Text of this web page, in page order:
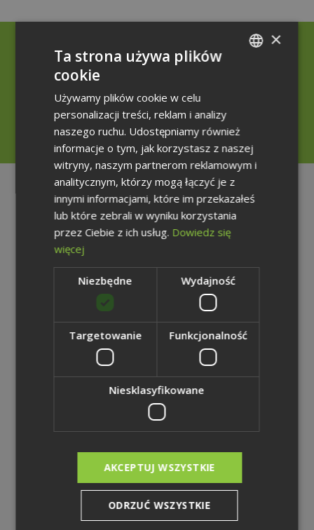
Rzecznik Prasowy
+48 785 001 899
rzecznik@weglokoks.com.pl
Teczka
prasowa
Zdjęcia Grupy Kapitałowej Węglokoks S.A. - Górnictwo
Pobierz plik
Zdjęcia Grupy Kapitałowej Węglokoks S.A. - Energetyka
Zdjęcia Grupy Kapitałowej Węglokoks S.A. - Hutnictwo
Zdjęcia Grupy Kapitałowej Węglokoks S.A. - Logistyka
×
Ta strona używa plików
cookie
Używamy plików cookie w celu
personalizacji treści, reklam i analizy
naszego ruchu. Udostępniamy również
informacje o tym, jak korzystasz z naszej
witryny, naszym partnerom reklamowym i
analitycznym, którzy mogą łączyć je z
innymi informacjami, które im przekazałeś
lub które zebrali w wyniku korzystania
przez Ciebie z ich usług. Dowiedz się
więcej
Niezbędne Wydajność
Targetowanie Funkcjonalność
Niesklasyfikowane
AKCEPTUJ WSZYSTKIE
ODRZUĆ WSZYSTKIE